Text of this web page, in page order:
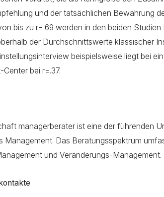
und der tatsächlichen Bewährung
bis zu r=.69 werden in den beiden Studien
der Durchschnittswerte klassischer
beispielsweise liegt bei
bei r=.37.
managerberater ist eine der führenden
Management. Das Beratungsspektrum
und Veränderungs-Management.